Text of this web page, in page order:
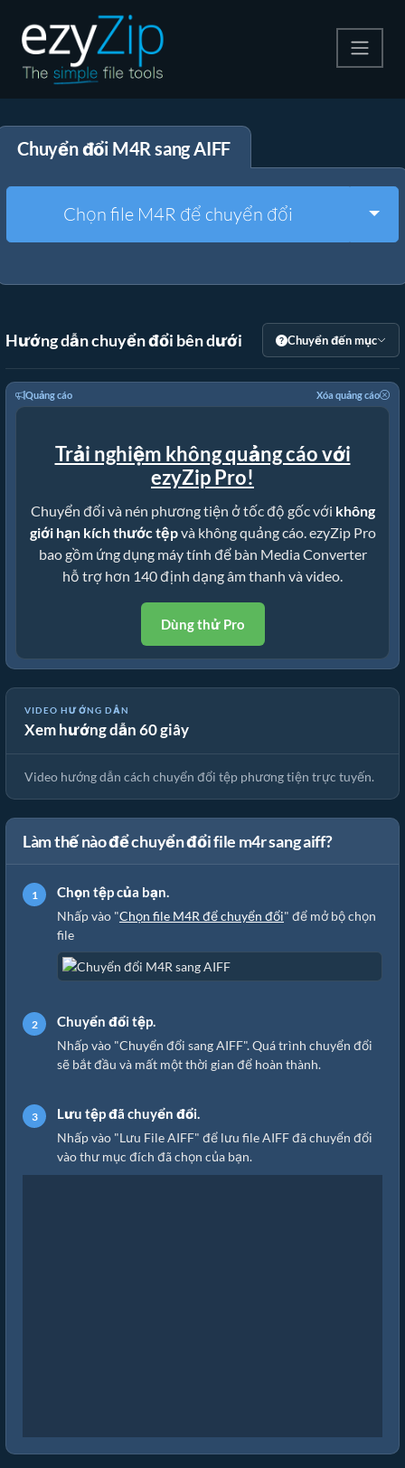
Giải nén
Công cụ khác
Chuyển đổi M4R sang AIFF
Chọn file M4R để chuyển đổi
Hướng dẫn chuyển đổi bên dưới Chuyển đến mục
Quảng cáo Xóa quảng cáo
Trải nghiệm không quảng cáo với
ezyZip Pro!
Chuyển đổi và nén phương tiện ở tốc độ gốc với không
giới hạn kích thước tệpvà không quảng cáo. ezyZip Pro
bao gồm ứng dụng máy tính để bàn Media Converter
hỗ trợ hơn 140 định dạng âm thanh và video.
Dùng thử Pro
VIDEO HƯỚNG DẪN
Xem hướng dẫn 60 giây
🎵 Cách Chuyển Đổi Phương Tiện Trực Tuyến Miễn Phí
Video hướng dẫn cách chuyển đổi tệp phương tiện trực tuyến.
Làm thế nào để chuyển đổi file m4r sang aiff?
Chọn tệp của bạn.
Nhấp vào "Chọn file M4R để chuyển đổi" để mở bộ chọn
file
Chuyển đổi tệp.
Nhấp vào "Chuyển đổi sang AIFF". Quá trình chuyển đổi
sẽ bắt đầu và mất một thời gian để hoàn thành.
Lưu tệp đã chuyển đổi.
Nhấp vào "Lưu File AIFF" để lưu file AIFF đã chuyển đổi
vào thư mục đích đã chọn của bạn.